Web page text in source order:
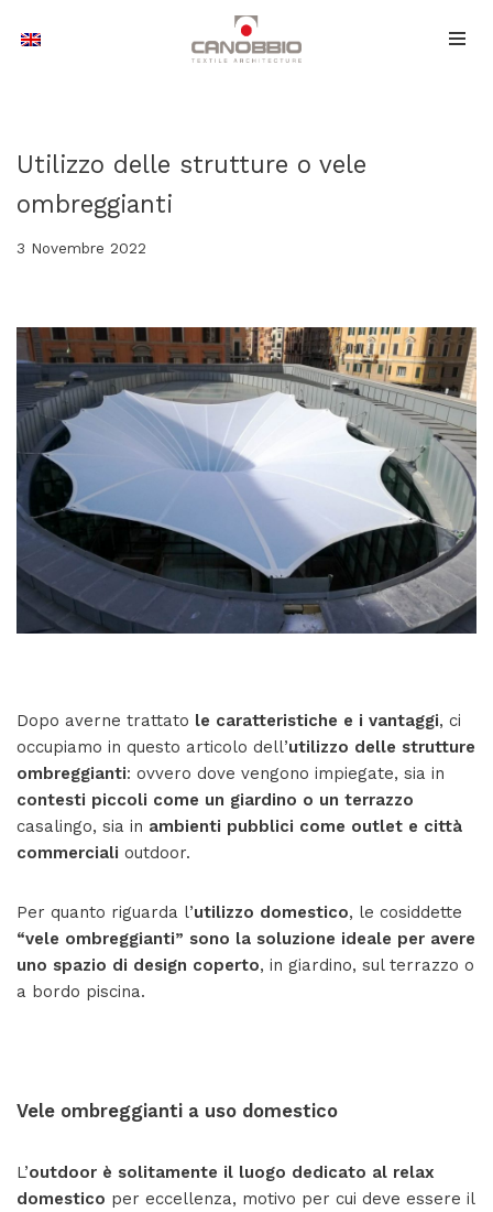
Utilizzo delle strutture o vele
ombreggianti
3 Novembre 2022
Dopo averne trattato le caratteristiche e i vantaggi, ci
occupiamo in questo articolo dell’utilizzo delle strutture
ombreggianti: ovvero dove vengono impiegate, sia in
contesti piccoli come un giardino o un terrazzo
casalingo, sia in ambienti pubblici come outlet e città
commerciali outdoor.
Per quanto riguarda l’utilizzo domestico, le cosiddette
“vele ombreggianti” sono la soluzione ideale per avere
uno spazio di design coperto, in giardino, sul terrazzo o
a bordo piscina.
Vele ombreggianti a uso domestico
L’outdoor è solitamente il luogo dedicato al relax
domestico per eccellenza, motivo per cui deve essere il